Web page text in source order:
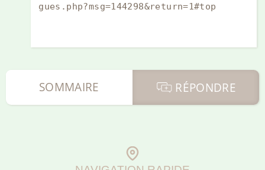
gues.php?msg=144298&return=1#top
RÉPONDRE
SOMMAIRE